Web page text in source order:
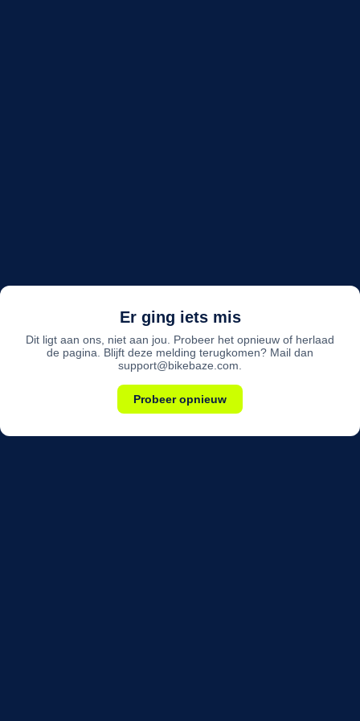
Er ging iets mis
Dit ligt aan ons, niet aan jou. Probeer het opnieuw of herlaad
de pagina. Blijft deze melding terugkomen? Mail dan
support@bikebaze.com.
Probeer opnieuw